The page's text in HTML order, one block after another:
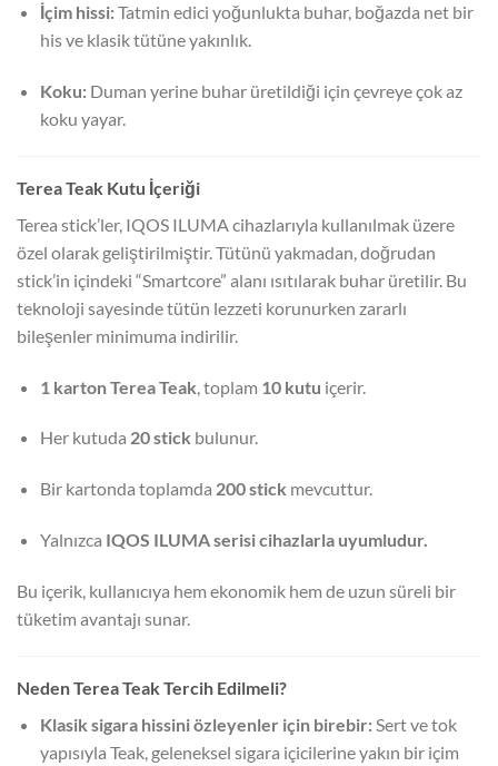
İçim hissi:Tatmin edici yoğunlukta buhar, boğazda net bir
his ve klasik tütüne yakınlık.
Koku:Duman yerine buhar üretildiği için çevreye çok az
koku yayar.
Terea Teak Kutu İçeriği
Terea stick’ler, IQOS ILUMA cihazlarıyla kullanılmak üzere
özel olarak geliştirilmiştir. Tütünü yakmadan, doğrudan
stick’in içindeki “Smartcore” alanı ısıtılarak buhar üretilir. Bu
teknoloji sayesinde tütün lezzeti korunurken zararlı
bileşenler minimuma indirilir.
1 karton Terea Teak , toplam 10 kutu içerir.
Her kutuda 20 stick bulunur.
Bir kartonda toplamda 200 stick mevcuttur.
Yalnızca IQOS ILUMA serisi cihazlarla uyumludur.
Bu içerik, kullanıcıya hem ekonomik hem de uzun süreli bir
tüketim avantajı sunar.
Neden Terea Teak Tercih Edilmeli?
Klasik sigara hissini özleyenler için birebir:Sert ve tok
yapısıyla Teak, geleneksel sigara içicilerine yakın bir içim